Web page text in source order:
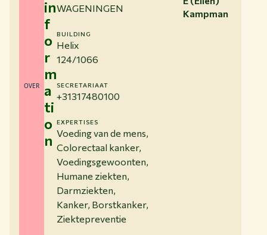
OVER
in
f
o
r
m
a
ti
o
n
WAGENINGEN
BUILDING
Helix
124/1066
SECRETARIAAT
+31317480100
EXPERTISES
Voeding van de mens,
Colorectaal kanker,
Voedingsgewoonten,
Humane ziekten,
Darmziekten,
Kanker, Borstkanker,
Ziektepreventie
Kampman